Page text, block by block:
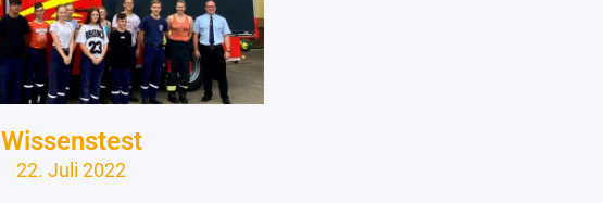
Wissenstest
22. Juli 2022